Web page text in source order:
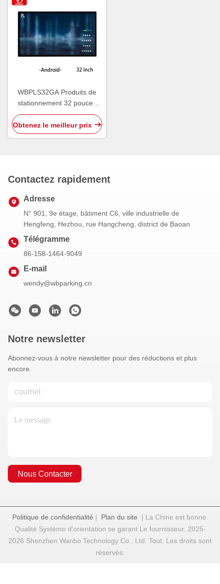
WBPLS32GA Produits de
stationnement 32 pouces
Terminal d'enquête de
véhicule
Obtenez le meilleur prix
Contactez rapidement
Adresse
N° 901, 9e étage, bâtiment C6, ville industrielle de
Hengfeng, Hezhou, rue Hangcheng, district de Baoan
Télégramme
86-158-1464-9049
E-mail
wendy@wbparking.cn
Notre newsletter
Abonnez-vous à notre newsletter pour des réductions et plus
encore.
Nous Contacter
Politique de confidentialité | Plan du site | La Chine est bonne.
Qualité Système d'orientation se garant Le fournisseur. 2025-
2026 Shenzhen Wanbo Technology Co., Ltd. Tout. Les droits sont
réservés.